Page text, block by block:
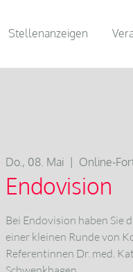
Stellenanzeigen
Do., 08. Mai Online-
Endovision
Bei Endovision haben Sie
einer kleinen Runde von
Referentinnen Dr. med.